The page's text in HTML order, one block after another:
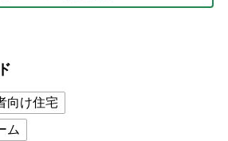
向け住宅
ム